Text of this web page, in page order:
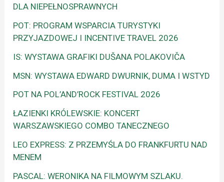
DLA NIEPEŁNOSPRAWNYCH
POT: PROGRAM WSPARCIA TURYSTYKI
PRZYJAZDOWEJ I INCENTIVE TRAVEL 2026
IS: WYSTAWA GRAFIKI DUŠANA POLAKOVIČA
MSN: WYSTAWA EDWARD DWURNIK, DUMA I WSTYD
POT NA POL’AND’ROCK FESTIVAL 2026
ŁAZIENKI KRÓLEWSKIE: KONCERT
WARSZAWSKIEGO COMBO TANECZNEGO
LEO EXPRESS: Z PRZEMYŚLA DO FRANKFURTU NAD
MENEM
PASCAL: WERONIKA NA FILMOWYM SZLAKU.